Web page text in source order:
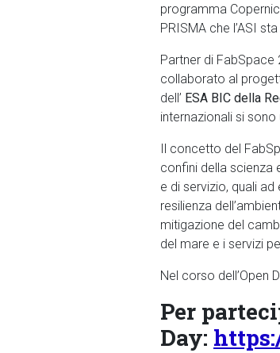
programma
PRISMA che l’ASI
Partner di FabSpace
collaborato al
dell’ ESA BIC della
internazionali si
Il concetto del
confini della scienza
e di servizio, quali
resilienza
mitigazione del
del mare e i servizi
Nel corso dell’Open
Per
Day: